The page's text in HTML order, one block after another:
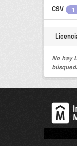
CSV 1
No hay